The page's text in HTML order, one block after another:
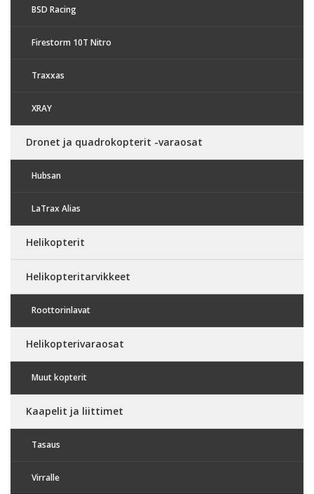
BSD Racing
Firestorm 10T Nitro
Traxxas
XRAY
Dronet ja quadrokopterit -varaosat
Hubsan
LaTrax Alias
Helikopterit
Helikopteritarvikkeet
Roottorinlavat
Helikopterivaraosat
Muut kopterit
Kaapelit ja liittimet
Tasaus
Virralle